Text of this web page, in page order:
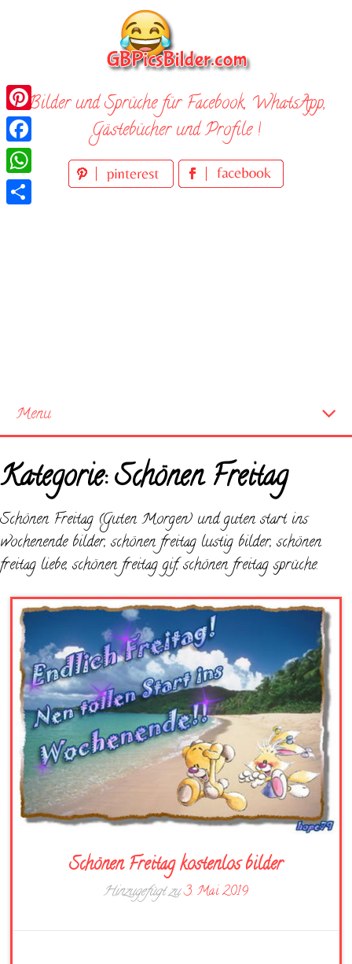
Bilder und Sprüche für Facebook, WhatsApp,
Gästebücher und Profile !
Menu
Neue Bilder
Kategorie:Schönen Freitag
Schönen Freitag (Guten Morgen) und guten start ins
wochenende bilder, schönen freitag lustig bilder, schönen
freitag liebe, schönen freitag gif, schönen freitag sprüche.
Schönen Freitag kostenlos bilder
Hinzugefügt zu3. Mai 2019
Pinterest
Facebook
WhatsApp